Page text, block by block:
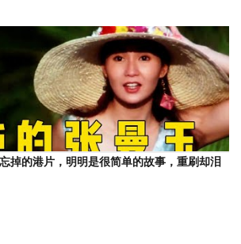
掉的港片，明明是很简单的故事，重刷却泪